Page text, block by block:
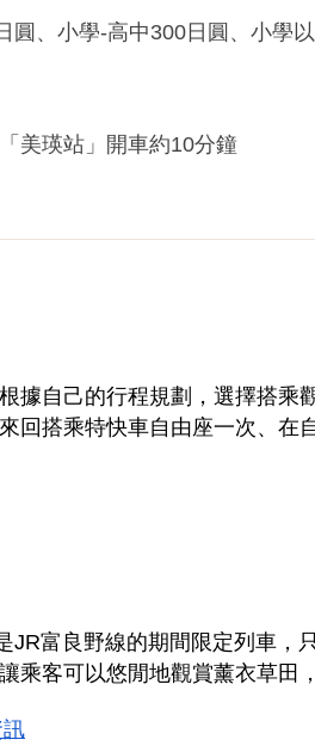
圓、小學-高中300日圓、小學
美瑛站」開車約10分鐘
自己的行程規劃，選擇搭乘
回搭乘特快車自由座一次、在
JR富良野線的期間限定列車，
乘客可以悠閒地觀賞薰衣草田